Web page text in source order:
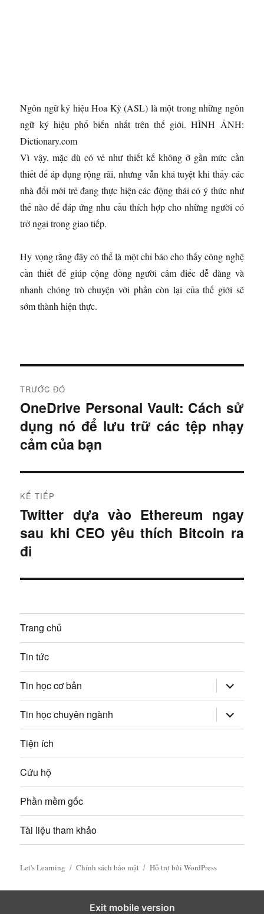
Ngôn ngữ ký hiệu Hoa Kỳ (ASL) là một trong những ngôn
ngữ ký hiệu phổ biến nhất trên thế giới. HÌNH ẢNH:
Dictionary.com
Vì vậy, mặc dù có vẻ như thiết kế không ở gần mức cần
thiết để áp dụng rộng rãi, nhưng vẫn khá tuyệt khi thấy các
nhà đổi mới trẻ đang thực hiện các động thái có ý thức như
thế nào để đáp ứng nhu cầu thích hợp cho những người có
trở ngại trong giao tiếp.
Hy vọng rằng đây có thể là một chỉ báo cho thấy công nghệ
cần thiết để giúp cộng đồng người câm điếc dễ dàng và
nhanh chóng trò chuyện với phần còn lại của thế giới sẽ
sớm thành hiện thực.
i
ề
u
h
ư
ớ
n
g
à
i
v
i
ế
t
TRƯỚC ĐÓ
B
à
i
r
c
:
OneDrive Personal Vault: Cách sử
dụng nó để lưu trữ các tệp nhạy
cảm của bạn
KẾ TIẾP
B
à
i
i
p
:
Twitter dựa vào Ethereum ngay
sau khi CEO yêu thích Bitcoin ra
đi
Trang chủ
Tin tức
Tin học cơ bản mở
rộng
trình
đơn
con
Tin học chuyên ngành mở
rộng
trình
Tiện ích
Cứu hộ
Phần mềm gốc
Tài liệu tham khảo
Let's Learning Chính sách bảo mật Hỗ trợ bởi WordPress
Exit mobile version